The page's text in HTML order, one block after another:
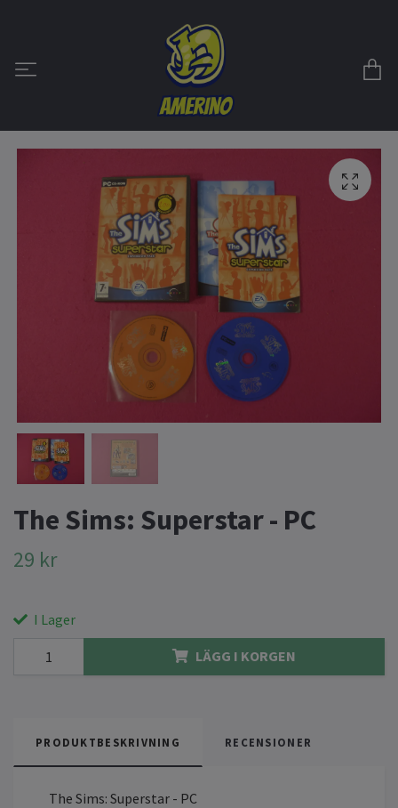
The Sims: Superstar - PC
29 kr
I Lager
LÄGG I KORGEN
PRODUKTBESKRIVNING RECENSIONER
The Sims: Superstar - PC